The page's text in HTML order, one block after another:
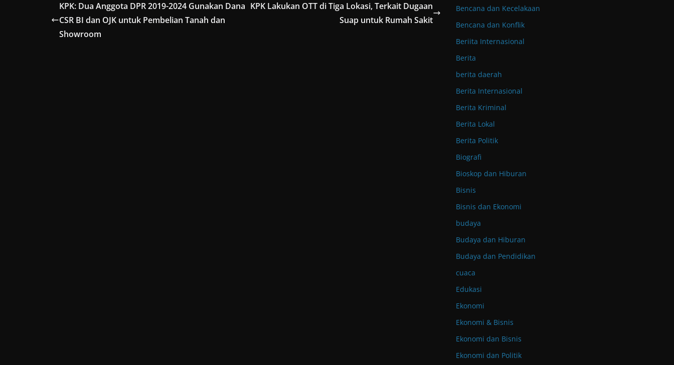
KPK: Dua Anggota DPR 2019-2024 Gunakan Dana
CSR BI dan OJK untuk Pembelian Tanah dan
Showroom
KPK Lakukan OTT di Tiga Lokasi, Terkait Dugaan
Suap untuk Rumah Sakit
Bencana dan Kecelakaan
Bencana dan Konflik
Beriita Internasional
Berita
berita daerah
Berita Internasional
Berita Kriminal
Berita Lokal
Berita Politik
Biografi
Bioskop dan Hiburan
Bisnis
Bisnis dan Ekonomi
budaya
Budaya dan Hiburan
Budaya dan Pendidikan
cuaca
Edukasi
Ekonomi
Ekonomi & Bisnis
Ekonomi dan Bisnis
Ekonomi dan Politik